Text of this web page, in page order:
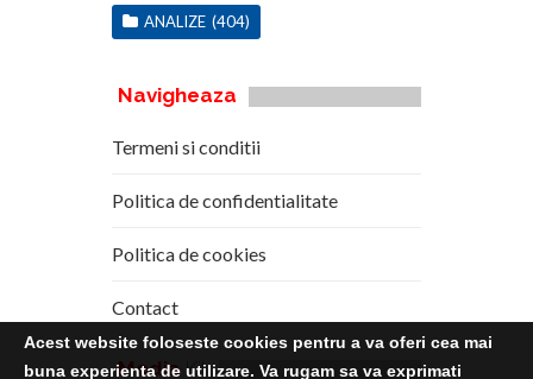
ANALIZE (404)
Navigheaza
Termeni si conditii
Politica de confidentialitate
Politica de cookies
Contact
Media Kit
Acest website foloseste cookies pentru a va oferi cea mai
buna experienta de utilizare. Va rugam sa va exprimati